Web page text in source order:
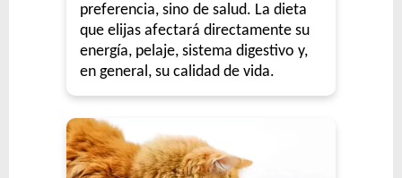
preferencia, sino de salud. La dieta
que elijas afectará directamente su
energía, pelaje, sistema digestivo y,
en general, su calidad de vida.